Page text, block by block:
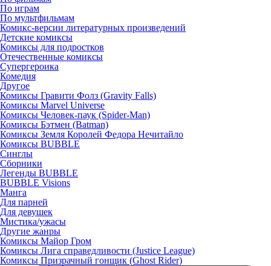
По играм
По мультфильмам
Комикс-версии литературных произведений
Детские комиксы
Комиксы для подростков
Отечественные комиксы
Супергероика
Комедия
Другое
Комиксы Гравити Фолз (Gravity Falls)
Комиксы Marvel Universe
Комиксы Человек-паук (Spider-Man)
Комиксы Бэтмен (Batman)
Комиксы Земля Королей Федора Нечитайло
Комиксы BUBBLE
Синглы
Сборники
Легенды BUBBLE
BUBBLE Visions
Манга
Для парней
Для девушек
Мистика/ужасы
Другие жанры
Комиксы Майор Гром
Комиксы Лига справедливости (Justice League)
Комиксы Призрачный гонщик (Ghost Rider)